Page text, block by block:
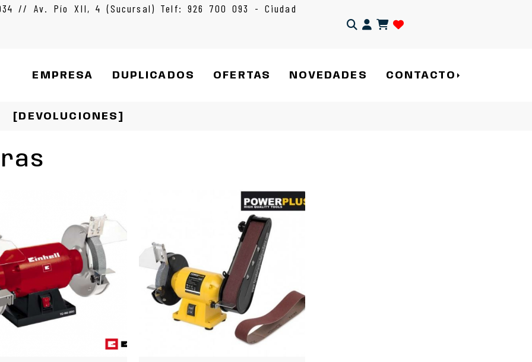
// Av. Pío XII, 4 (Sucursal) Telf: 926 700 093 - Ciudad
Identifícate
EMPRESA DUPLICADOS OFERTAS NOVEDADES CONTACTO
[DEVOLUCIONES]